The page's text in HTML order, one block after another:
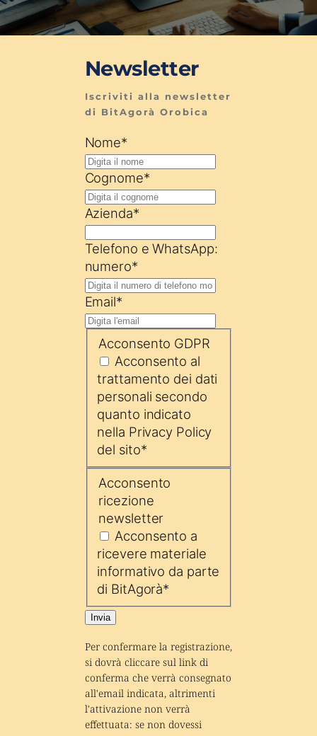
Newsletter
Iscriviti alla newsletter
di BitAgorà Orobica
Nome*
Cognome*
Azienda*
Telefono e WhatsApp:
numero*
Email*
Acconsento GDPR
Acconsento al
trattamento dei dati
personali secondo
quanto indicato
nella Privacy Policy
del sito*
Acconsento
ricezione
newsletter
Acconsento a
ricevere materiale
informativo da parte
di BitAgorà*
Invia
Per confermare la registrazione,
si dovrà cliccare sul link di
conferma che verrà consegnato
all'email indicata, altrimenti
l'attivazione non verrà
effettuata: se non dovessi